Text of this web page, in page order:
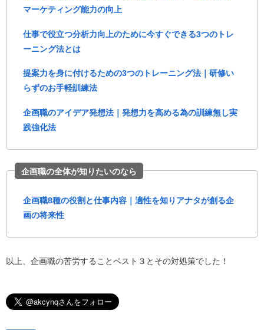
マーケティング能力の向上
仕事で役立つ分析力向上のために今すぐできる3つのトレ
ーニング法とは
提案力を身に付けるための3つのトレーニング法｜研修い
らずのお手軽訓練法
企画職のアイデア発想法｜発想力を高める為の訓練無し実
践強化法
企画職の全体が知りたいのなら
企画職8種の役割と仕事内容｜適性を知りアナタが創る企
画の将来性
以上、企画職の苦労することベスト３とその対処策でした！